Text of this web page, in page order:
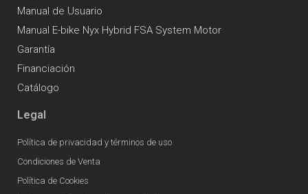
Manual de Usuario
Manual E-bike Nyx Hybrid FSA System Motor
Garantía
Financiación
Catálogo
Legal
Política de privacidad y términos de uso
Condiciones de Venta
Política de Cookies